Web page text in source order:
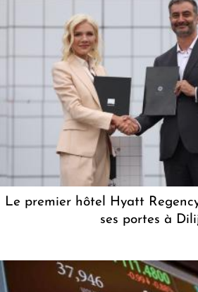
Le premier hôtel Hyatt
ses portes à